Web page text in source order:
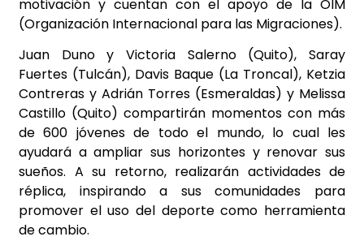
motivación y cuentan con el apoyo de la OIM
(Organización Internacional para las Migraciones).
Juan Duno y Victoria Salerno (Quito), Saray
Fuertes (Tulcán), Davis Baque (La Troncal), Ketzia
Contreras y Adrián Torres (Esmeraldas) y Melissa
Castillo (Quito) compartirán momentos con más
de 600 jóvenes de todo el mundo, lo cual les
ayudará a ampliar sus horizontes y renovar sus
sueños. A su retorno, realizarán actividades de
réplica, inspirando a sus comunidades para
promover el uso del deporte como herramienta
de cambio.